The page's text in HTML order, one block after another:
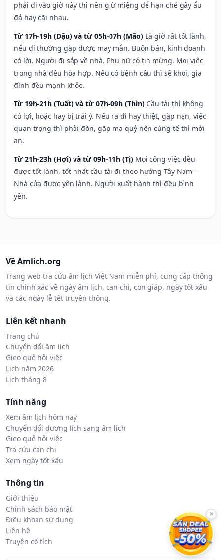
phải đi vào giờ này thì nên giữ miệng để hạn ché gây ẩu
đả hay cãi nhau.
Từ 17h-19h (Dậu) và từ 05h-07h (Mão) Là giờ rất tốt lành,
nếu đi thường gặp được may mắn. Buôn bán, kinh doanh
có lời. Người đi sắp về nhà. Phụ nữ có tin mừng. Mọi việc
trong nhà đều hòa hợp. Nếu có bệnh cầu thì sẽ khỏi, gia
đình đều mạnh khỏe.
Từ 19h-21h (Tuất) và từ 07h-09h (Thìn) Cầu tài thì không
có lợi, hoặc hay bị trái ý. Nếu ra đi hay thiệt, gặp nạn, việc
quan trọng thì phải đòn, gặp ma quỷ nên cúng tế thì mới
an.
Từ 21h-23h (Hợi) và từ 09h-11h (Tị) Mọi công việc đều
được tốt lành, tốt nhất cầu tài đi theo hướng Tây Nam –
Nhà cửa được yên lành. Người xuất hành thì đều bình
yên.
Về Amlich.org
Trang web tra cứu âm lịch Việt Nam miễn phí, cung cấp thông
tin chính xác về ngày âm lịch, can chi, con giáp, ngày tốt xấu
và các ngày lễ tết truyền thống.
Liên kết nhanh
Trang chủ
Chuyển đổi âm lịch
Gieo quẻ hỏi việc
Lịch năm 2026
Lịch tháng 8
Tính năng
Xem âm lịch hôm nay
Chuyển đổi dương lịch sang âm lịch
Gieo quẻ hỏi việc
Tra cứu can chi
Xem ngày tốt xấu
Thông tin
Giới thiệu
Chính sách bảo mật
Điều khoản sử dụng
Liên hệ
Truyện cổ tích
×